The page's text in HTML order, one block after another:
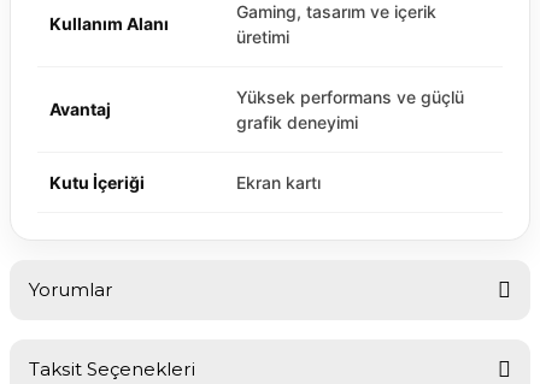
Kullanım Alanı
Gaming, tasarım ve içerik
üretimi
Avantaj
Yüksek performans ve güçlü
grafik deneyimi
Kutu İçeriği Ekran kartı
Yorumlar
Taksit Seçenekleri